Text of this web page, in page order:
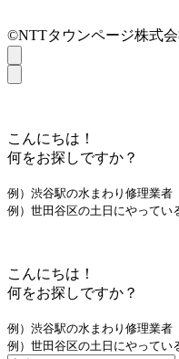
©NTTタウンページ株式会
こんにちは！
何をお探しですか？
例）渋谷駅の水まわり修理業者
例）世田谷区の土日にやってい
こんにちは！
何をお探しですか？
例）渋谷駅の水まわり修理業者
例）世田谷区の土日にやってい